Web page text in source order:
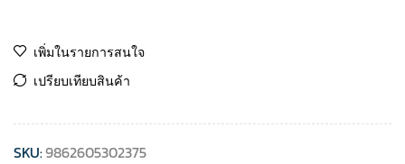
เพิ่มในรายการสนใจ
เปรียบเทียบสินค้า
SKU:9862605302375